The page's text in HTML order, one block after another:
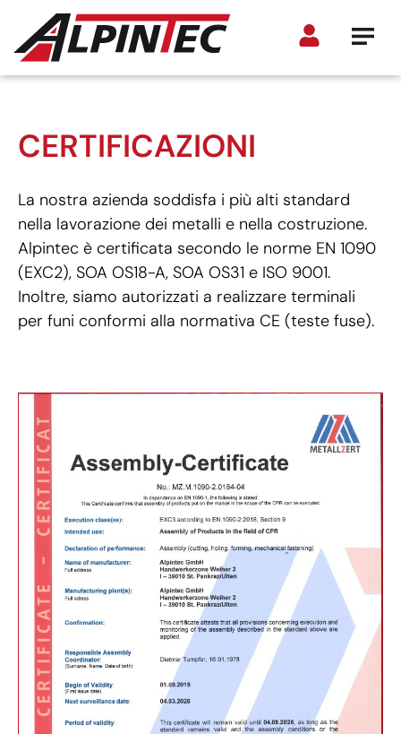
CERTIFICAZIONI
La nostra azienda soddisfa i più alti standard
nella lavorazione dei metalli e nella costruzione.
Alpintec è certificata secondo le norme EN 1090
(EXC2), SOA OS18-A, SOA OS31 e ISO 9001.
Inoltre, siamo autorizzati a realizzare terminali
per funi conformi alla normativa CE (teste fuse).